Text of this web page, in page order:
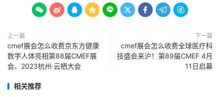
        
上一篇
cmef展会怎么收费京东方健康
数字人体亮相第88届CMEF展
会、2023杭州·云栖大会
下一篇
cmef展会怎么收费全球医疗科
技盛会来沪！第89届CMEF 4月
11日启幕
相关推荐